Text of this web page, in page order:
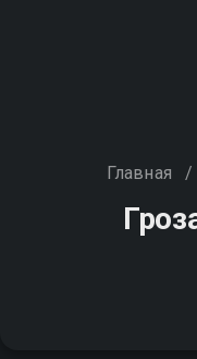
Главная /